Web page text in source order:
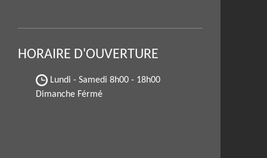
HORAIRE D'OUVERTURE
Lundi - Samedi 8h00 - 18h00
Dimanche Férmé